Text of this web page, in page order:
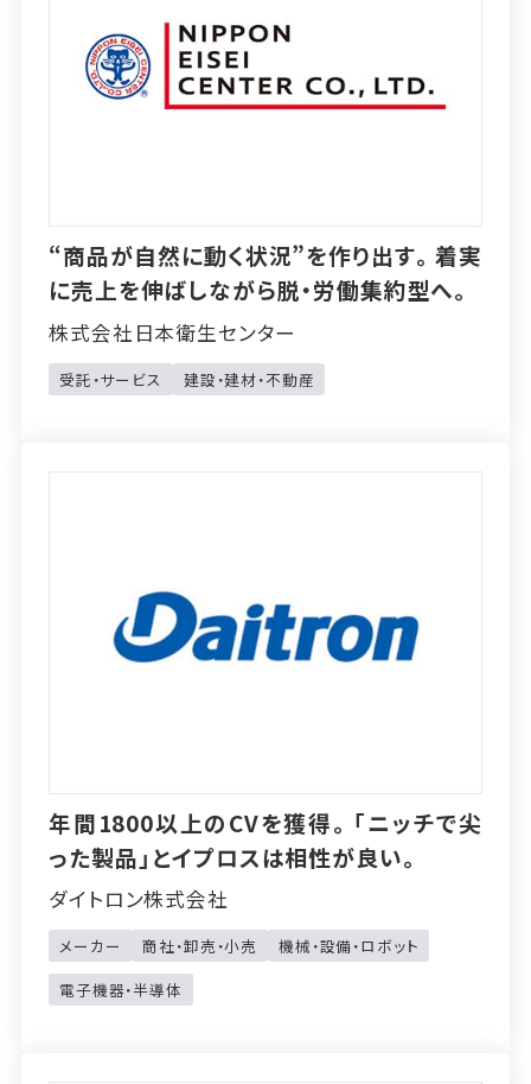
“商品が自然に動く状況”を作り出す。着実
に売上を伸ばしながら脱・労働集約型へ。
株式会社日本衛生センター
受託・サービス 建設・建材・不動産
年間1800以上のCVを獲得。「ニッチで尖
った製品」とイプロスは相性が良い。
ダイトロン株式会社
メーカー 商社・卸売・小売
機械・設備・ロボット
電子機器・半導体